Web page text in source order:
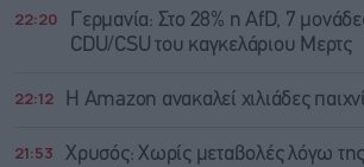
22:20
Γερμανία: Στο 28% η AfD, 7
CDU/CSU του καγκελάριου Μερτς
22:12 Η Amazon ανακαλεί χιλιάδες
21:53
Χρυσός: Χωρίς μεταβολές λόγω της